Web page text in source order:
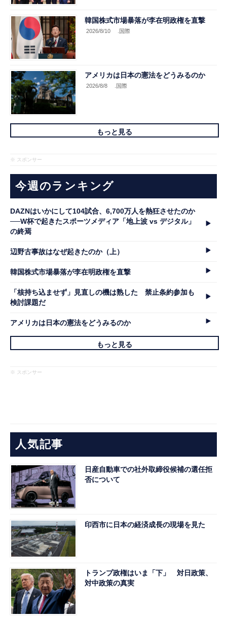
韓国株式市場暴落が李在明政権を直撃
2026/8/10 .国際
アメリカは日本の憲法をどうみるのか
2026/8/8 .国際
もっと見る
※ スポンサー
今週のランキング
DAZNはいかにして104試合、6,700万人を熱狂させたのか
──W杯で起きたスポーツメディア「地上波 vs デジタル」
の終焉
辺野古事故はなぜ起きたのか（上）
韓国株式市場暴落が李在明政権を直撃
「核持ち込ませず」見直しの機は熟した 禁止条約参加も
検討課題だ
アメリカは日本の憲法をどうみるのか
もっと見る
※ スポンサー
人気記事
日産自動車での社外取締役候補の選任拒
否について
印西市に日本の経済成長の現場を見た
トランプ政権はいま「下」 対日政策、
対中政策の真実